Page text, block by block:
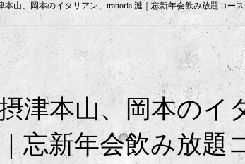
本山、岡本のイタリアン、trattoria 漣｜忘新年会飲み放題コー
津本山、岡本のイ
｜忘新年会飲み放題